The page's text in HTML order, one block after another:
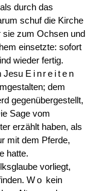
durch das
schuf die Kirche
sie zum Ochsen und
einsetzte: sofort
wieder fertig.
Jesu Einreiten
dem
gegenübergestellt,
Sage vom
erzählt haben, als
mit dem Pferde,
hatte.
vorliegt,
Wo kein